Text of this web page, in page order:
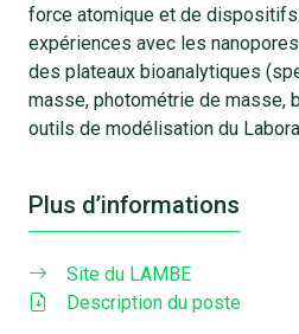
force atomique et de
expériences avec les
des plateaux bioanalytiques
masse, photométrie de masse,
outils de modélisation du
Plus d’informations
Site du LAMBE
Description du poste